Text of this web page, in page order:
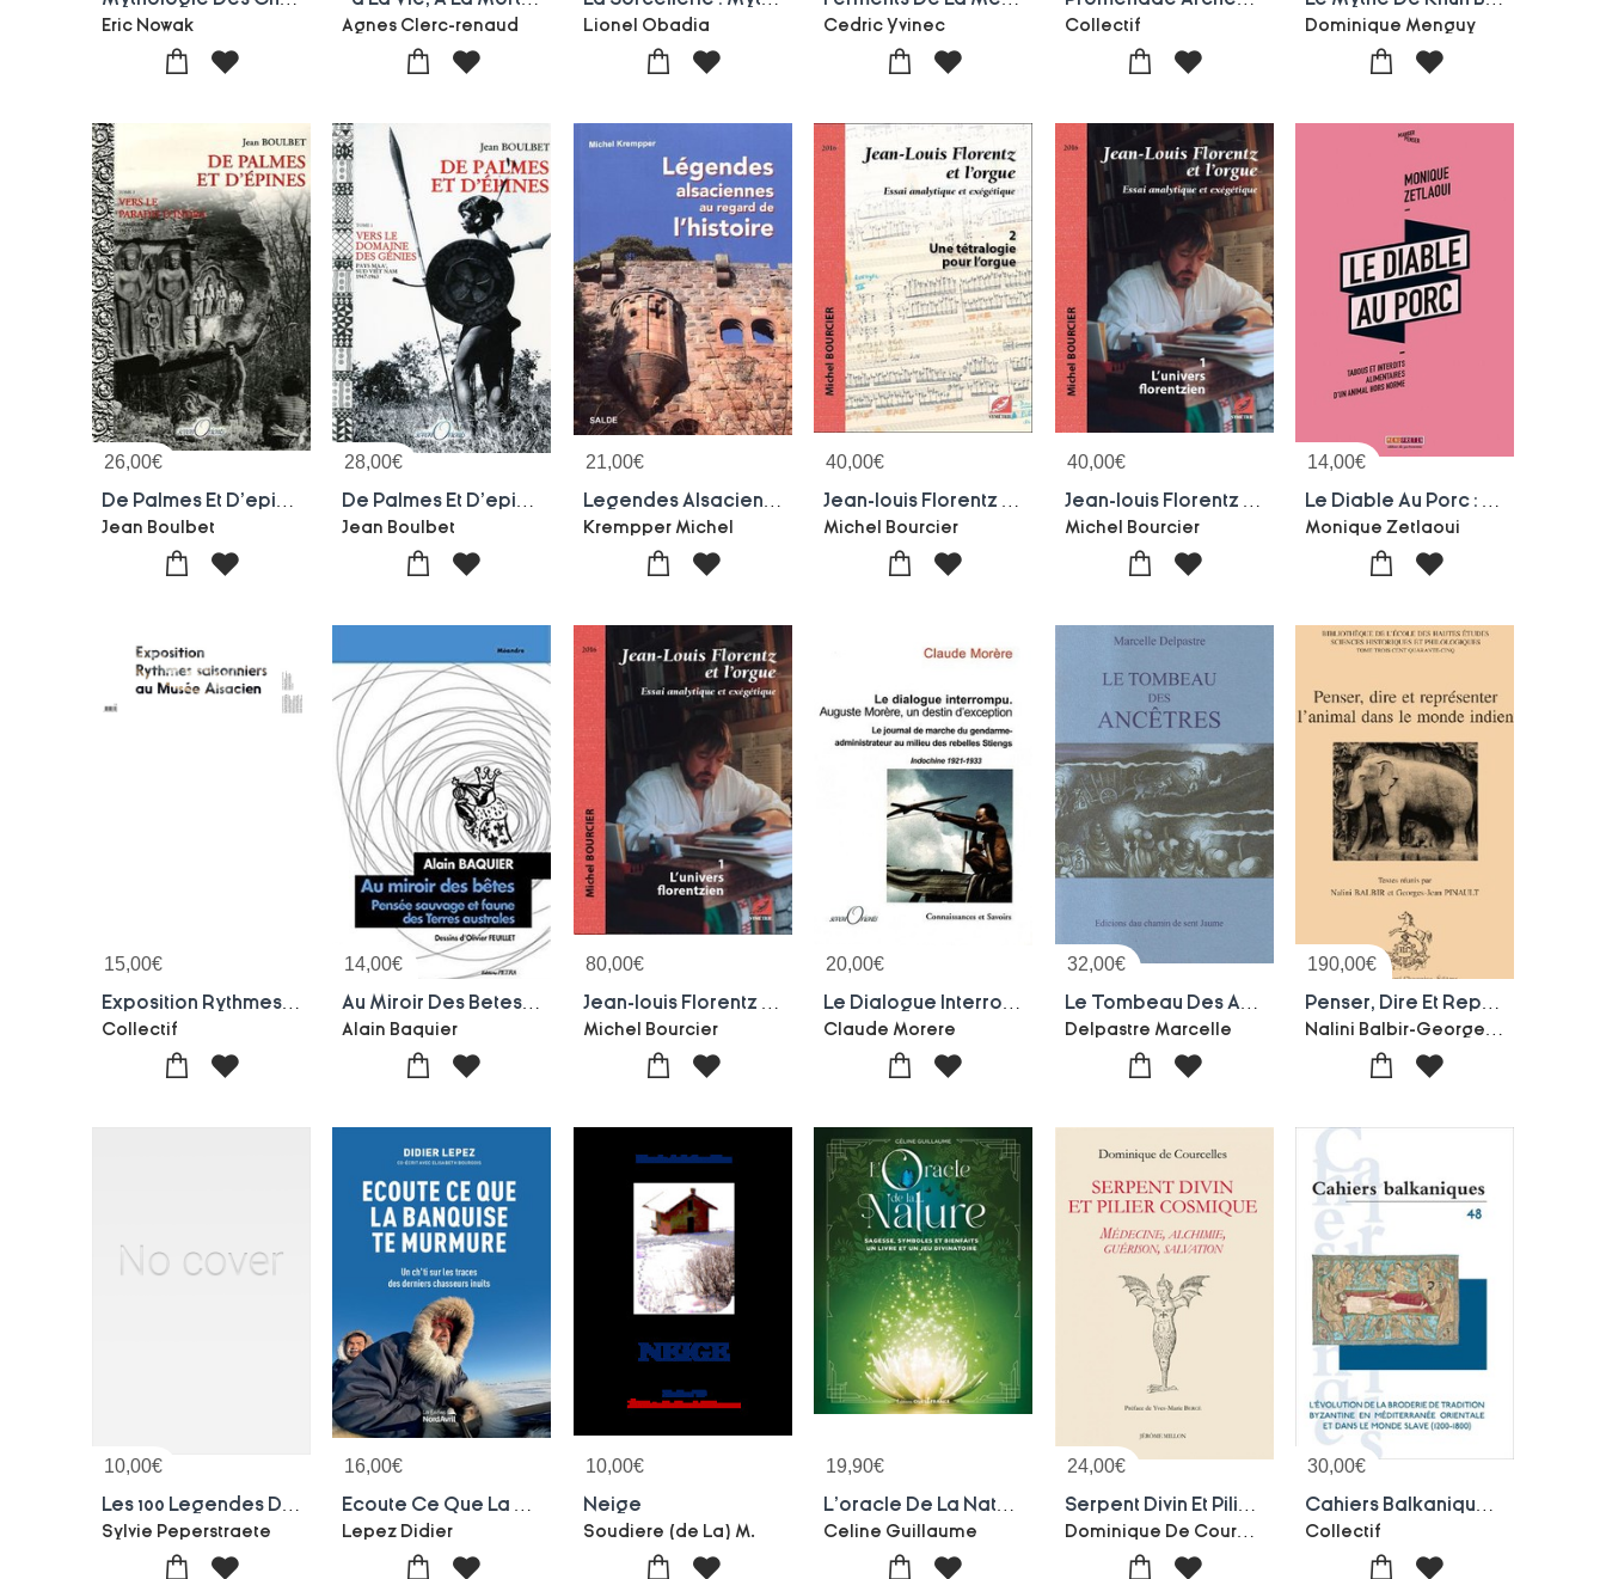
Eric Nowak Agnes Clerc-renaud Lionel Obadia Cedric Yvinec Collectif Dominique Menguy
26,00€
Jean Boulbet
28,00€
Jean Boulbet
21,00€
Krempper Michel
40,00€
Michel Bourcier
40,00€
Michel Bourcier
14,00€
Monique Zetlaoui
15,00€
Exposition Rythmes Saisonniers Au Musee Alsacien
Collectif
14,00€
Alain Baquier
80,00€
Michel Bourcier
20,00€
Claude Morere
32,00€
Delpastre Marcelle
190,00€
10,00€
Sylvie Peperstraete
16,00€
Lepez Didier
10,00€
Neige
Soudiere (de La) M.
19,90€
Celine Guillaume
24,00€
Dominique De Courcelles
30,00€
Collectif